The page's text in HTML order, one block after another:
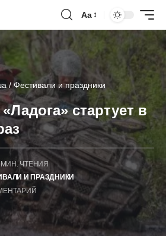
Аа
/Фестивали и праздники
стартует в
МИН. ЧТЕНИЯ
И ПРАЗДНИКИ